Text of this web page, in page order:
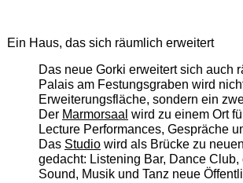
Ein Haus, das sich räumlich erweitert
Das neue Gorki erweitert sich auch
Palais am Festungsgraben wird
Erweiterungsfläche, sondern ein
Der Marmorsaal wird zu einem Ort
Lecture Performances, Gespräche
Das Studiowird als Brücke zu
gedacht: Listening Bar, Dance
Sound, Musik und Tanz neue